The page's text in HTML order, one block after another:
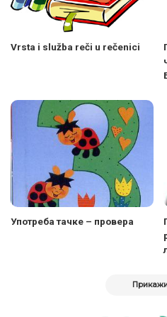
Vrsta i služba reči u rečenici
Употреба тачке – провера